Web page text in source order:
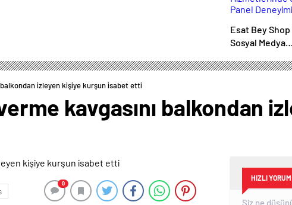
Esat Bey
Sosyal Medya
Güçlü Panel
balkondan izleyen kişiye kurşun isabet etti
kavgasını balkondan
0
HIZLI